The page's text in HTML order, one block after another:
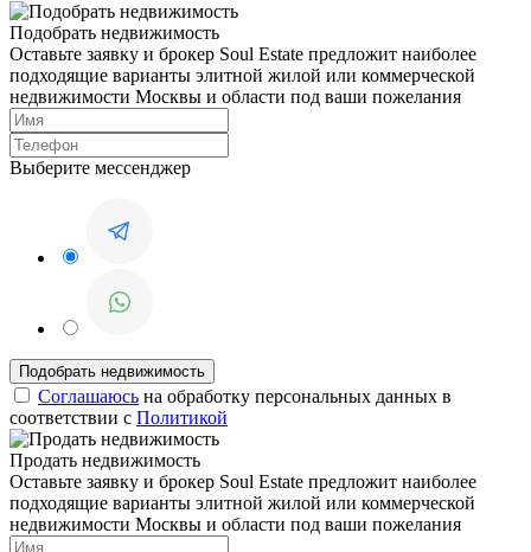
Подобрать недвижимость
Оставьте заявку и брокер Soul Estate предложит наиболее
подходящие варианты элитной жилой или коммерческой
недвижимости Москвы и области под ваши пожелания
Выберите мессенджер
Соглашаюсь на обработку персональных данных в
соответствии с Политикой
Продать недвижимость
Оставьте заявку и брокер Soul Estate предложит наиболее
подходящие варианты элитной жилой или коммерческой
недвижимости Москвы и области под ваши пожелания